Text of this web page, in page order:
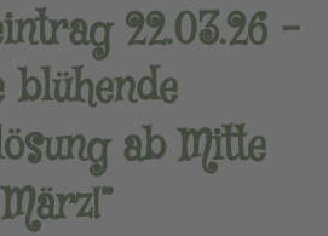
22.03.26 –
blühende
ab Mitte
März!”